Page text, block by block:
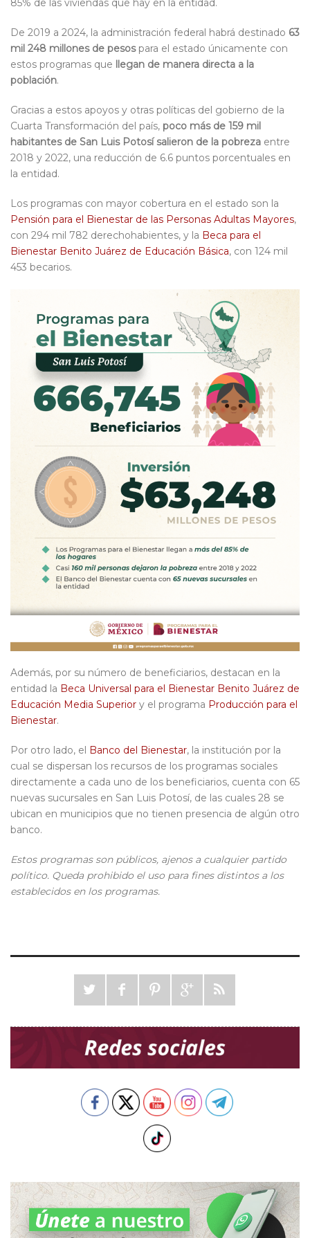
85% de las viviendas que hay en la entidad.
De 2019 a 2024, la administración federal habrá destinado 63
mil 248 millones de pesos para el estado únicamente con
estos programas que
llegan de manera directa a la
población.
Gracias a estos apoyos y otras políticas del gobierno de la
Cuarta Transformación del país, poco más de 159 mil
habitantes de San Luis Potosí salieron de la pobreza entre
2018 y 2022, una reducción de 6.6 puntos porcentuales en
la entidad.
Los programas con mayor cobertura en el estado son la
Pensión para el Bienestar de las Personas Adultas Mayores,
con 294 mil 782 derechohabientes, y la Beca para el
Bienestar Benito Juárez de Educación Básica, con 124 mil
453 becarios.
Además, por su número de beneficiarios, destacan en la
entidad la Beca Universal para el Bienestar Benito Juárez de
Educación Media Superior y el programa Producción para el
Bienestar.
Por otro lado, el Banco del Bienestar, la institución por la
cual se dispersan los recursos de los programas sociales
directamente a cada uno de los beneficiarios, cuenta con 65
nuevas sucursales en San Luis Potosí, de las cuales 28 se
ubican en municipios que no tienen presencia de algún otro
banco.
Estos programas son públicos, ajenos a cualquier partido
político. Queda prohibido el uso para fines distintos a los
establecidos en los programas.